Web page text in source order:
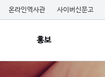
온라인역사관 사이버신문고
홍보